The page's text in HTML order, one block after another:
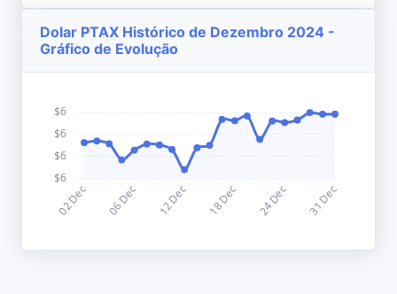
Dolar PTAX Histórico de Dezembro 2024 -
Gráfico de Evolução